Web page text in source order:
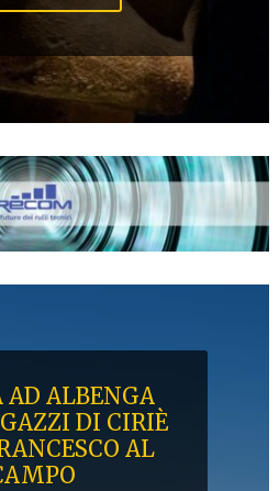
AD ALBENGA
DI CIRIÈ
AL